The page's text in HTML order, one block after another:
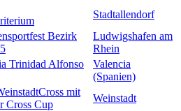
Stadtallendorf
Bezirk
Ludwigshafen am
Rhein
Trinidad Alfonso
Valencia
(Spanien)
mit
Cross Cup
Weinstadt